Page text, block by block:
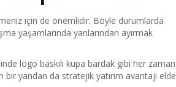
için de önemlidir. Böyle durumlarda
yaşamlarında yanlarından ayırmak
logo baskılı kupa bardak gibi her zaman
yandan da stratejik yatırım avantajı elde